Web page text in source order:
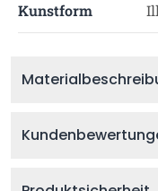
Kunstform